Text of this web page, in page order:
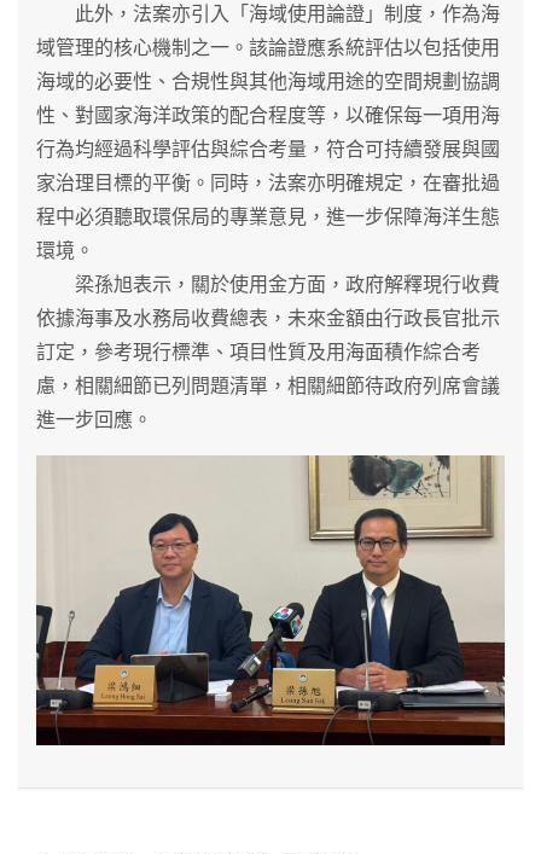
此外，法案亦引入「海域使用論證」制度，作為海
域管理的核心機制之一。該論證應系統評估以包括使用
海域的必要性、合規性與其他海域用途的空間規劃協調
性、對國家海洋政策的配合程度等，以確保每一項用海
行為均經過科學評估與綜合考量，符合可持續發展與國
家治理目標的平衡。同時，法案亦明確規定，在審批過
程中必須聽取環保局的專業意見，進一步保障海洋生態
環境。
梁孫旭表示，關於使用金方面，政府解釋現行收費
依據海事及水務局收費總表，未來金額由行政長官批示
訂定，參考現行標準、項目性質及用海面積作綜合考
慮，相關細節已列問題清單，相關細節待政府列席會議
進一步回應。